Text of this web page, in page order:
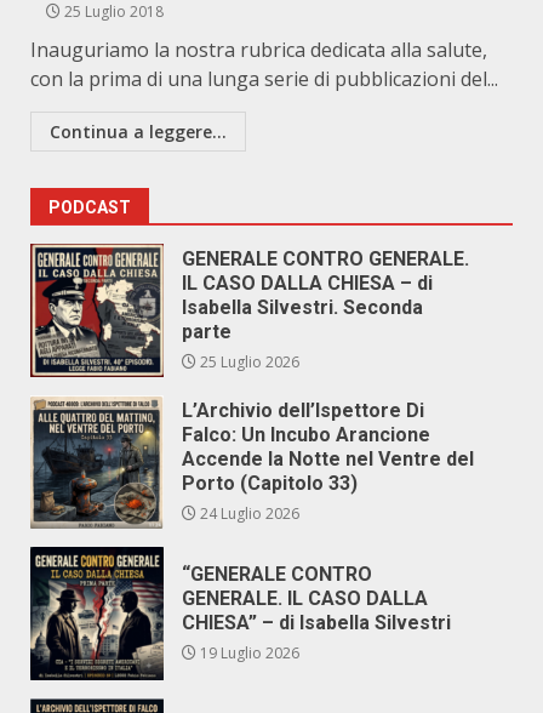
25 Luglio 2018
Inauguriamo la nostra rubrica dedicata alla salute,
con la prima di una lunga serie di pubblicazioni del...
Continua a leggere...
PODCAST
GENERALE CONTRO GENERALE.
IL CASO DALLA CHIESA – di
Isabella Silvestri. Seconda
parte
25 Luglio 2026
L’Archivio dell’Ispettore Di
Falco: Un Incubo Arancione
Accende la Notte nel Ventre del
Porto (Capitolo 33)
24 Luglio 2026
“GENERALE CONTRO
GENERALE. IL CASO DALLA
CHIESA” – di Isabella Silvestri
19 Luglio 2026